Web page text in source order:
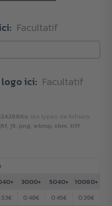
Facultatif
ici: Facultatif
, les types de fichiers
jfi, png, wbmp, xbm, tiff
3000+
0.48€
5040+
0.45€
10080+
0.38€